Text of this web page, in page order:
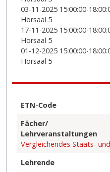
03-11-2025 15:00:00-
Hörsaal 5
17-11-2025 15:00:00-
Hörsaal 5
01-12-2025 15:00:00-
Hörsaal 5
ETN-Code
Fächer/
Lehrveranstaltungen
Vergleichendes Staats-
Lehrende